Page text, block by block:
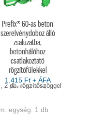
Prefix® 60-as beton
szerelvénydoboz álló
zsaluzatba,
betonhálóhoz
csatlakoztató
rögzítőfülekkel
1.415 Ft + ÁFA
(bruttó 1.798 Ft)
2 db. rögzítőszöggel
egység: 1 db